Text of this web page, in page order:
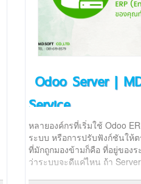
Odoo Server |
Service
หลายองค์กรที่เริ่มใช้ Odoo
ระบบ หรือการปรับฟังก์ชันให้
ที่มักถูกมองข้ามก็คือ ที่อยู่ของร
ว่าระบบจะดีแค่ไหน ถ้า